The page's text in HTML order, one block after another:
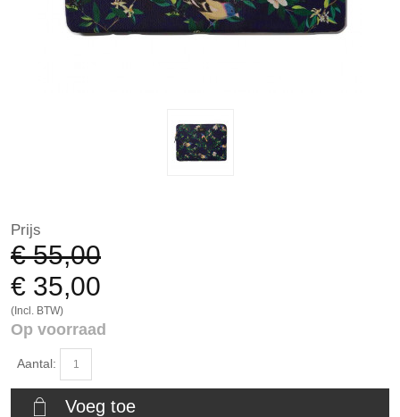
Prijs
€ 55,00
€ 35,00
(Incl. BTW)
Op voorraad
Aantal:
Voeg toe